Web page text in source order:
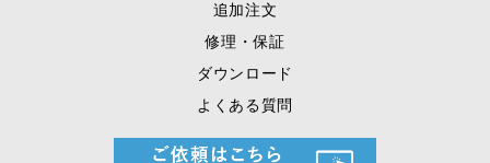
追加注文
修理・保証
ダウンロード
よくある質問